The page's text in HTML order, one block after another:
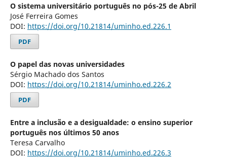
O sistema universitário português no pós-25 de Abril
José Ferreira Gomes
DOI: https://doi.org/10.21814/uminho.ed.226.1
PDF
O papel das novas universidades
Sérgio Machado dos Santos
DOI: https://doi.org/10.21814/uminho.ed.226.2
PDF
Entre a inclusão e a desigualdade: o ensino superior
português nos últimos 50 anos
Teresa Carvalho
DOI: https://doi.org/10.21814/uminho.ed.226.3